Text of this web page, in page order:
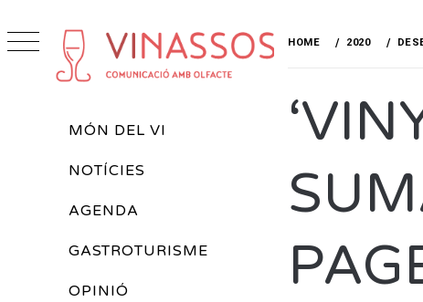
Primary
MÓN DEL VI
NOTÍCIES
AGENDA
GASTROTURISME
OPINIÓ
to
content
HOME 2020